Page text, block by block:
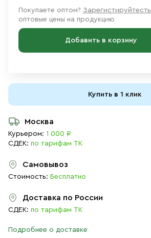
Покупаете оптом? Зарегистируйтесть
оптовые цены на продукцию
Добавить в корзину
Купить в 1 клик
Москва
Курьером: 1 000 ₽
СДЕК: по тарифам ТК
Самовывоз
Стоимость: Бесплатно
Доставка по России
СДЕК: по тарифам ТК
Подробнее о доставке